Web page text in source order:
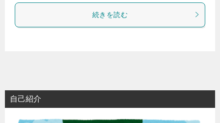
続きを読む
自己紹介